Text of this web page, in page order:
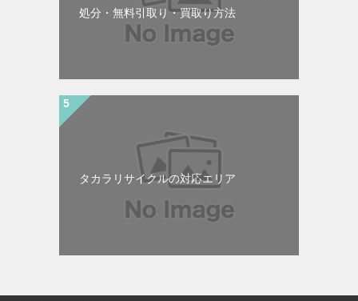
処分・無料引取り・買取り方法
タカラリサイクルの対応エリア